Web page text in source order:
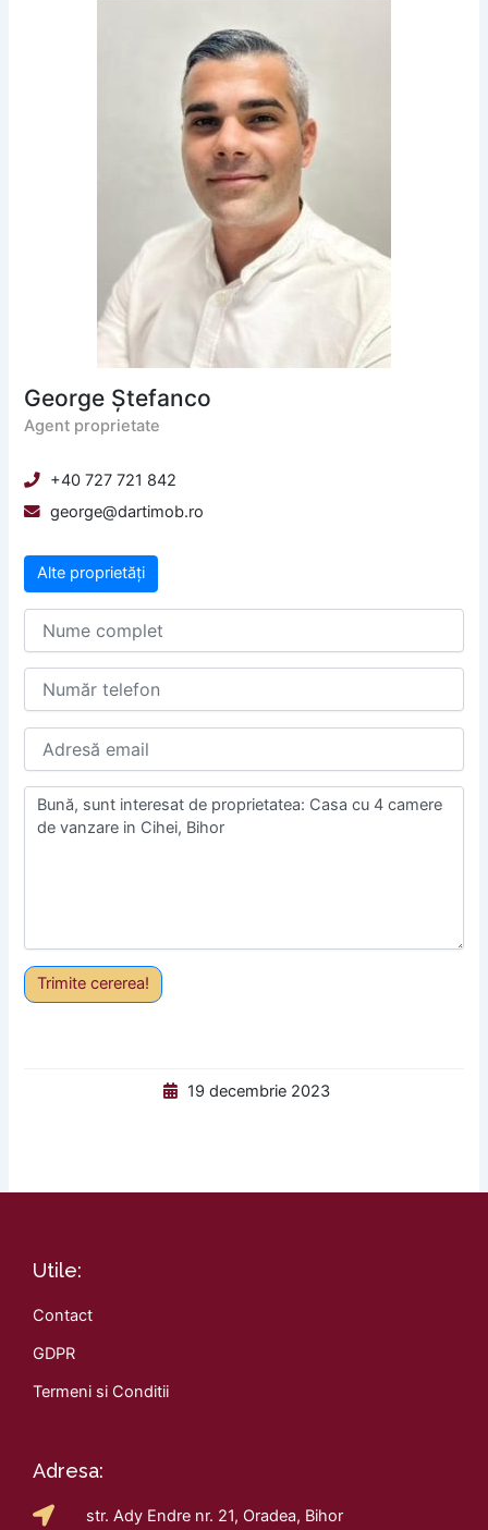
George Ștefanco
Agent proprietate
+40 727 721 842
george@dartimob.ro
Alte proprietăți
Trimite cererea!
19 decembrie 2023
Utile:
Contact
GDPR
Termeni si Conditii
Adresa:
str. Ady Endre nr. 21, Oradea, Bihor